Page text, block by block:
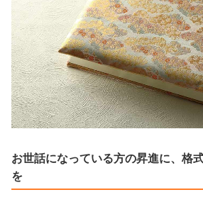
お世話になっている方の昇進に、格
を